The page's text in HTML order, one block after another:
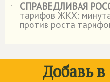
˙
СПРАВЕДЛИВАЯ
тарифов ЖКХ:
против роста
Добавь в